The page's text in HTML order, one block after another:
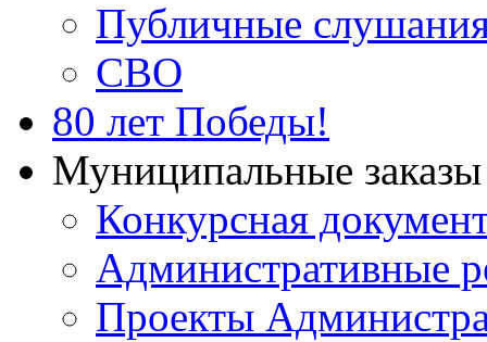
Публичные
СВО
80 лет Победы!
Муниципальные
Конкурсная
Административные
Проекты